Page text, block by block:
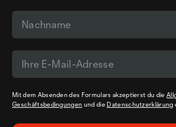
Mit dem Absenden des Formulars akzeptierst du die
Geschäftsbedingungen und die Datenschutzerklärung